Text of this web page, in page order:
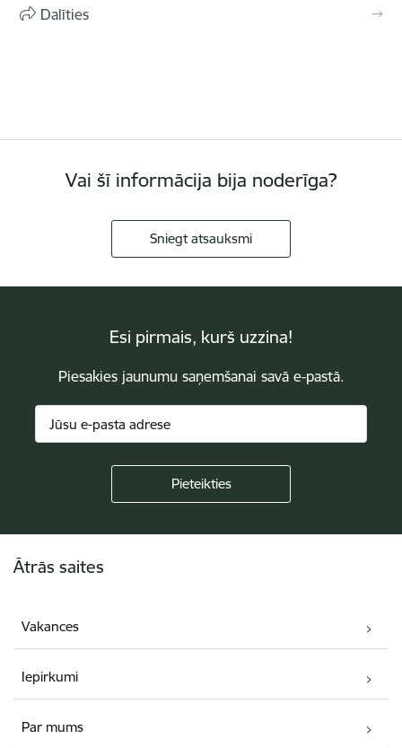
Dalīties
Vai šī informācija bija noderīga?
Sniegt atsauksmi
Esi pirmais, kurš uzzina!
Piesakies jaunumu saņemšanai savā e-pastā.
Ātrās saites
Vakances
Iepirkumi
Par mums